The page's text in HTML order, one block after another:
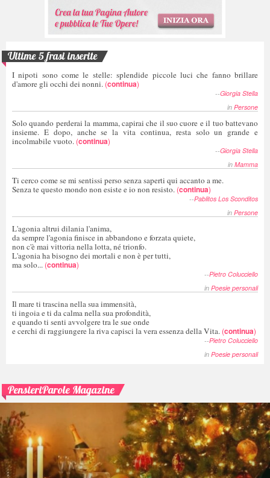
Ultime 5 frasi inserite
I nipoti sono come le stelle: splendide piccole luci che fanno brillare
d'amore gli occhi dei nonni. (continua)
--Giorgia Stella
in Persone
Solo quando perderai la mamma, capirai che il suo cuore e il tuo battevano
insieme. E dopo, anche se la vita continua, resta solo un grande e
incolmabile vuoto. (continua)
--Giorgia Stella
in Mamma
Ti cerco come se mi sentissi perso senza saperti qui accanto a me.
Senza te questo mondo non esiste e io non resisto. (continua)
--Pablitos Los Sconditos
in Persone
L'agonia altrui dilania l'anima,
da sempre l'agonia finisce in abbandono e forzata quiete,
non c'è mai vittoria nella lotta, né trionfo.
L'agonia ha bisogno dei mortali e non è per tutti,
ma solo... (continua)
--Pietro Colucciello
in Poesie personali
Il mare ti trascina nella sua immensità,
ti ingoia e ti da calma nella sua profondità,
e quando ti senti avvolgere tra le sue onde
e cerchi di raggiungere la riva capisci la vera essenza della Vita. (continua)
--Pietro Colucciello
in Poesie personali
PensieriParole Magazine